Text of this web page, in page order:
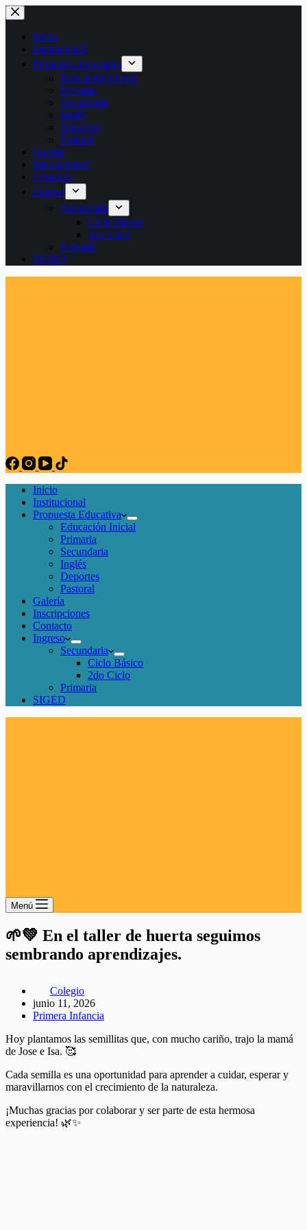
Saltar
al
contenido
Inicio
Institucional
Propuesta Educativa
Educación Inicial
Primaria
Secundaria
Inglés
Deportes
Pastoral
Galería
Inscripciones
Contacto
Ingreso
Secundaria
Ciclo Básico
2do Ciclo
Primaria
SIGED
Inicio
Institucional
Propuesta Educativa
Educación Inicial
Primaria
Secundaria
Inglés
Deportes
Pastoral
Galería
Inscripciones
Contacto
Ingreso
Secundaria
Ciclo Básico
2do Ciclo
Primaria
SIGED
Menú
🌱💚 En el taller de huerta seguimos
sembrando aprendizajes.
Colegio
junio 11, 2026
Primera Infancia
Hoy plantamos las semillitas que, con mucho cariño, trajo la mamá
de Jose e Isa. 🥰
Cada semilla es una oportunidad para aprender a cuidar, esperar y
maravillarnos con el crecimiento de la naturaleza.
¡Muchas gracias por colaborar y ser parte de esta hermosa
experiencia! 🌿✨